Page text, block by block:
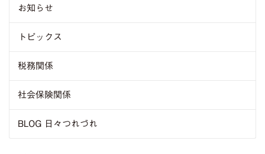
お知らせ
トピックス
税務関係
社会保険関係
BLOG 日々つれづれ